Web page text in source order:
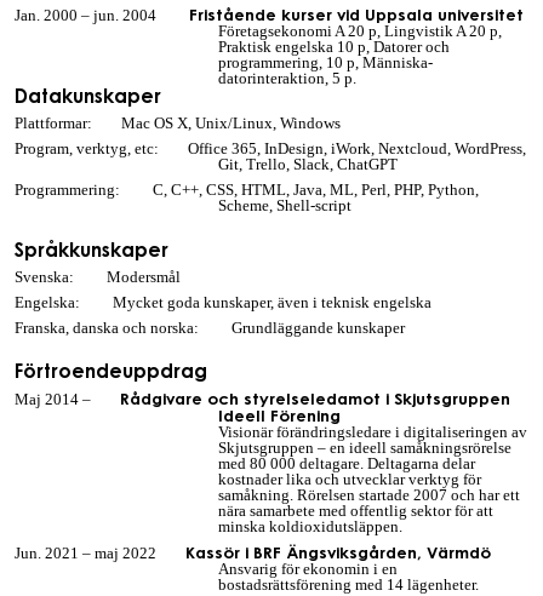
Jan. 2000 – jun. 2004 Fristående kurser vid Uppsala universitet
Företagsekonomi A 20 p, Lingvistik A 20 p,
Praktisk engelska 10 p, Datorer och
programmering, 10 p, Människa-
datorinteraktion, 5 p.
Datakunskaper
Plattformar: Mac OS X, Unix/Linux, Windows
Program, verktyg, etc: Office 365, InDesign, iWork, Nextcloud, WordPress,
Git, Trello, Slack, ChatGPT
Programmering: C, C++, CSS, HTML, Java, ML, Perl, PHP, Python,
Scheme, Shell-script
Språkkunskaper
Svenska: Modersmål
Engelska: Mycket goda kunskaper, även i teknisk engelska
Franska, danska och norska: Grundläggande kunskaper
Förtroendeuppdrag
Maj 2014 – Rådgivare och styrelseledamot i Skjutsgruppen
Ideell Förening
Visionär förändringsledare i digitaliseringen av
Skjutsgruppen – en ideell samåkningsrörelse
med 80 000 deltagare. Deltagarna delar
kostnader lika och utvecklar verktyg för
samåkning. Rörelsen startade 2007 och har ett
nära samarbete med offentlig sektor för att
minska koldioxidutsläppen.
Jun. 2021 – maj 2022 Kassör i BRF Ängsviksgården, Värmdö
Ansvarig för ekonomin i en
bostadsrättsförening med 14 lägenheter.